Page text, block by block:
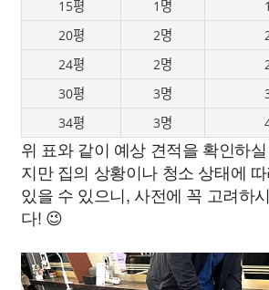
15평
1명
20평
2명
24평
2명
30평
3명
34평
3명
위 표와 같이 예상 견적을 확인하
지만 집의 상황이나 청소 상태에
있을 수 있으니, 사전에 꼭 고려하
다! 😉